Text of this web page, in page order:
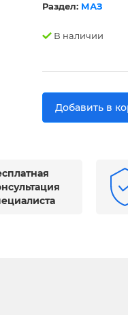
Раздел: МАЗ
В наличии
Добавить в